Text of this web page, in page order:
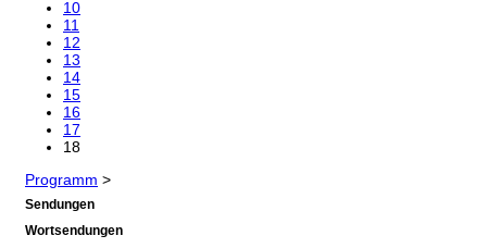
10
11
12
13
14
15
16
17
18
Programm >
Sendungen
Wortsendungen